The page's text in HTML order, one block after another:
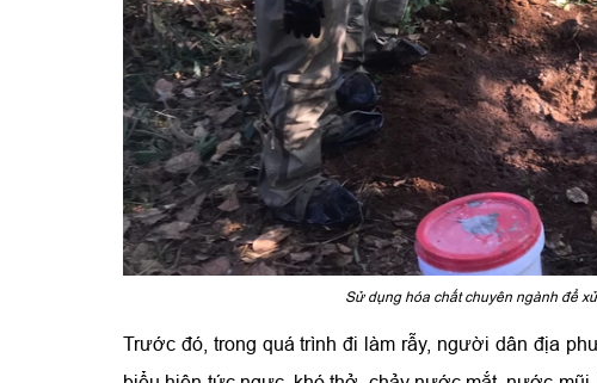
Sử dụng hóa chất chuyên ngành để
Trước đó, trong quá trình đi làm rẫy, người dân địa